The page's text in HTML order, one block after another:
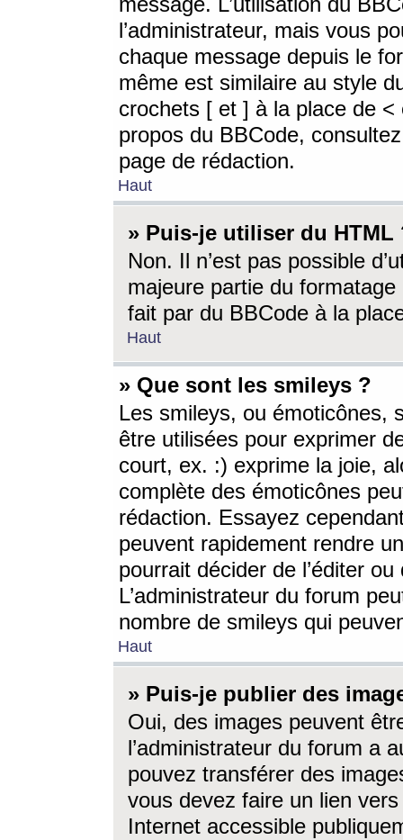
l’administrateur, mais vous
chaque message depuis le
même est similaire au style
crochets [ et ] à la place de <
propos du BBCode,
page de rédaction.
Haut
» Puis-je utiliser du HTML
Non. Il n’est pas possible
majeure partie du
fait par du BBCode à la
Haut
» Que sont les smileys ?
Les smileys, ou émoticônes,
être utilisées pour exprimer
court, ex. :) exprime la joie,
complète des émoticônes
rédaction. Essayez
peuvent rapidement rendre
pourrait décider de l’éditer
L’administrateur du forum
nombre de smileys qui
Haut
» Puis-je publier des
Oui, des images peuvent
l’administrateur du forum a
pouvez transférer des
vous devez faire un lien
Internet accessible